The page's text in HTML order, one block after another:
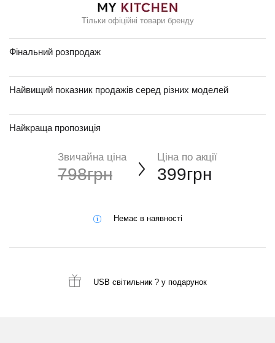
Тільки офіційні товари бренду
Фінальний розпродаж
Найвищий показник продажів серед різних моделей
Найкраща пропозиція
Звичайна ціна
798грн
Ціна по акції
399грн
Немає в наявності
USB світильник ?у подарунок